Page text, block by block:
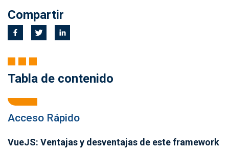
Compartir
Tabla de contenido
Acceso Rápido
VueJS: Ventajas y desventajas de este framework